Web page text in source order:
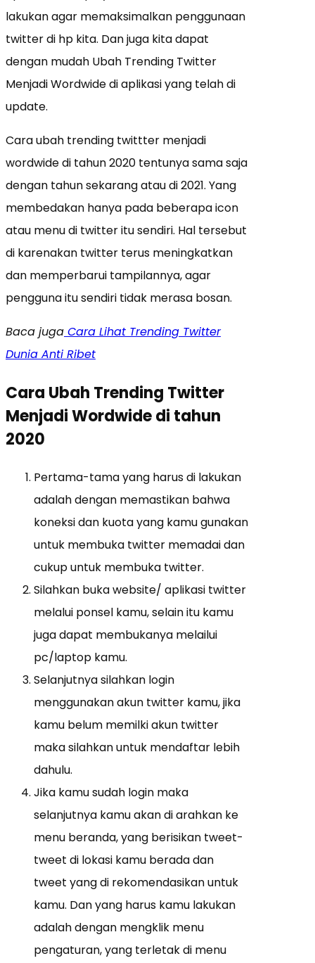
lakukan agar memaksimalkan penggunaan
twitter di hp kita. Dan juga kita dapat
dengan mudah Ubah Trending Twitter
Menjadi Wordwide di aplikasi yang telah di
update.
Cara ubah trending twittter menjadi
wordwide di tahun 2020 tentunya sama saja
dengan tahun sekarang atau di 2021. Yang
membedakan hanya pada beberapa icon
atau menu di twitter itu sendiri. Hal tersebut
di karenakan twitter terus meningkatkan
dan memperbarui tampilannya, agar
pengguna itu sendiri tidak merasa bosan.
Baca juga Cara Lihat Trending Twitter
Dunia Anti Ribet
Cara Ubah Trending Twitter
Menjadi Wordwide di tahun
2020
Pertama-tama yang harus di lakukan
adalah dengan memastikan bahwa
koneksi dan kuota yang kamu gunakan
untuk membuka twitter memadai dan
cukup untuk membuka twitter.
Silahkan buka website/ aplikasi twitter
melalui ponsel kamu, selain itu kamu
juga dapat membukanya melailui
pc/laptop kamu.
Selanjutnya silahkan login
menggunakan akun twitter kamu, jika
kamu belum memilki akun twitter
maka silahkan untuk mendaftar lebih
dahulu.
Jika kamu sudah login maka
selanjutnya kamu akan di arahkan ke
menu beranda, yang berisikan tweet-
tweet di lokasi kamu berada dan
tweet yang di rekomendasikan untuk
kamu. Dan yang harus kamu lakukan
adalah dengan mengklik menu
pengaturan, yang terletak di menu